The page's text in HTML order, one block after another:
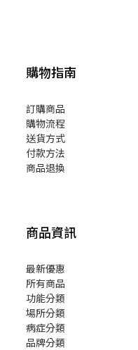
購物指南
訂購商品
購物流程
送貨方式
付款方法
商品退換
商品資訊
最新優惠
所有商品
功能分類
場所分類
病症分類
品牌分類